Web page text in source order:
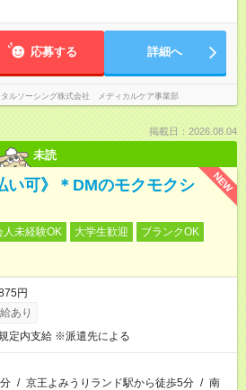
応募する 詳細へ
タルソーシング株式会社 メディカルケア事業部
掲載日：2026.08.04
未読
NEW
い可》＊DMのモクモクシ
人未経験OK 大学生歓迎
ブランクOK
円
あり
定内支給 ※派遣先による
/ 京王よみうりランド駅から徒歩5分 / 南